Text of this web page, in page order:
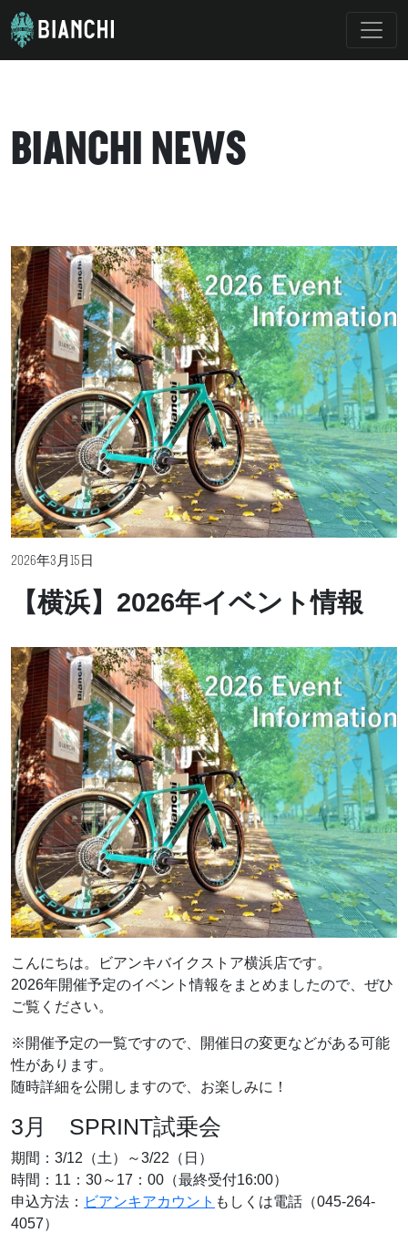
BIANCHI NEWS
2026年3月15日
【横浜】2026年イベント情報
こんにちは。ビアンキバイクストア横浜店です。
2026年開催予定のイベント情報をまとめましたので、ぜひ
ご覧ください。
※開催予定の一覧ですので、開催日の変更などがある可能
性があります。
随時詳細を公開しますので、お楽しみに！
3月 SPRINT試乗会
期間：3/12（土）～3/22（日）
時間：11：30～17：00（最終受付16:00）
申込方法： ビアンキアカウント もしくは電話（045-264-
4057）